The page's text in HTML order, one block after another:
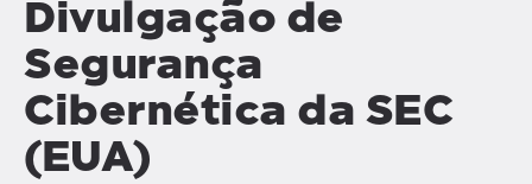
Divulgação de
Segurança
Cibernética da SEC
(EUA)